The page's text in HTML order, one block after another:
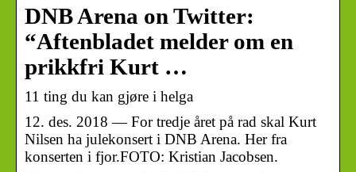
DNB Arena on Twitter:
“Aftenbladet melder om en
prikkfri Kurt …
11 ting du kan gjøre i helga
12. des. 2018 — For tredje året på rad skal Kurt
Nilsen ha julekonsert i DNB Arena. Her fra
konserten i fjor.FOTO: Kristian Jacobsen.